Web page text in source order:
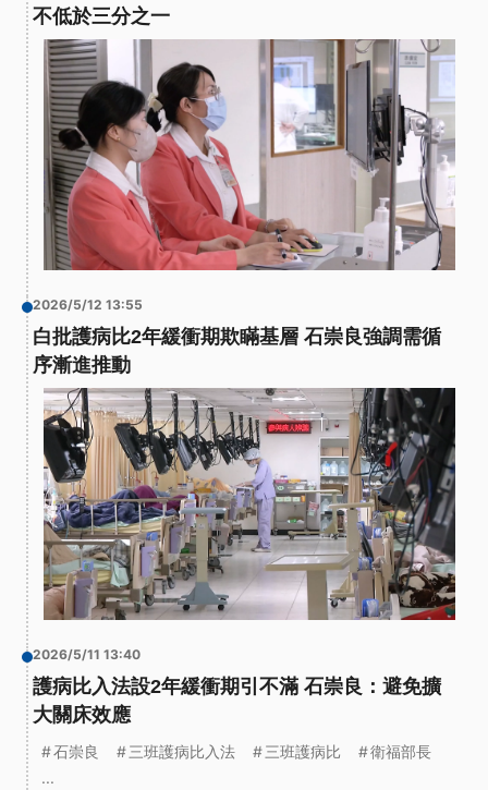
不低於三分之一
2026/5/12 13:55
白批護病比2年緩衝期欺瞞基層 石崇良強調需循
序漸進推動
2026/5/11 13:40
護病比入法設2年緩衝期引不滿 石崇良：避免擴
大關床效應
石崇良 三班護病比入法 三班護病比
衛福部長
...